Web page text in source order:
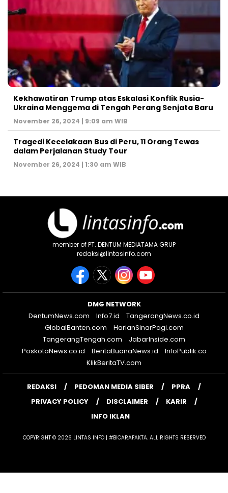
Kekhawatiran Trump atas Eskalasi Konflik Rusia-
Ukraina Menggema di Tengah Perang Senjata Baru
November 26, 2024 | 9:09 am WIB
Tragedi Kecelakaan Bus di Peru, 11 Orang Tewas
dalam Perjalanan Study Tour
November 26, 2024 | 1:30 am WIB
member of PT. DENTUM MEDIATAMA GRUP
redaksi@lintasinfo.com
DMG NETWORK
DentumNews.com
Info7.id
TangerangNews.co.id
GlobalBanten.com
HarianSinarPagi.com
TangerangTengah.com
JabarInside.com
PoskotaNews.co.id
BeritaBuanaNews.id
InfoPublik.co
KlikBeritaTV.com
REDAKSI PEDOMAN MEDIA SIBER
PPRA
PRIVACY POLICY
DISCLAIMER
KARIR
INFO IKLAN
COPYRIGHT © 2026 LINTAS INFO | #BICARAFAKTA. ALL RIGHTS RESERVED